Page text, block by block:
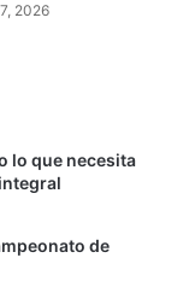
2026
lo que necesita
de